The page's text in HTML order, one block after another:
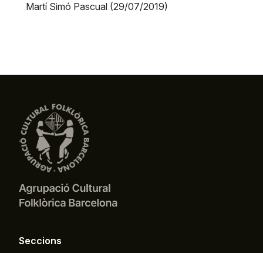
Martí Simó Pascual (29/07/2019)
Seccions